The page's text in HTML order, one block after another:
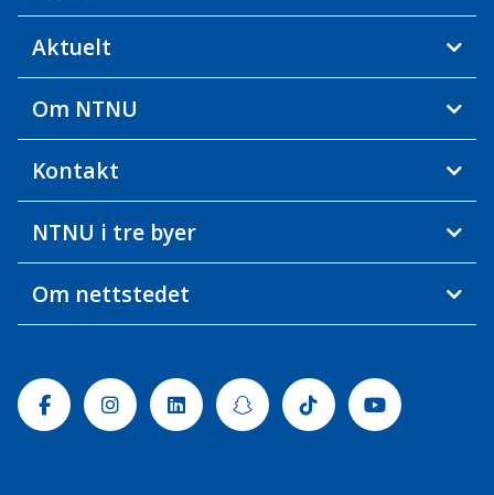
Aktuelt
Om NTNU
Kontakt
NTNU i tre byer
Om nettstedet
FacebookInstagramLinkedinSnapchatTiktok Youtube